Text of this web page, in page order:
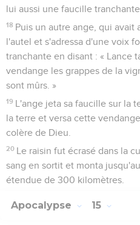
lui aussi une faucille tranchante.
18 Puis un autre ange, qui
l'autel et s'adressa d'une voix
tranchante en disant : « Lance
vendange les grappes de la
sont mûrs. »
19 L'ange jeta sa faucille sur la
la terre et versa cette
colère de Dieu.
20 Le raisin fut écrasé dans la
sang en sortit et monta
étendue de 300 kilomètres.
Apocalypse 15